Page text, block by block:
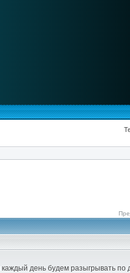
день будем разыгрывать по